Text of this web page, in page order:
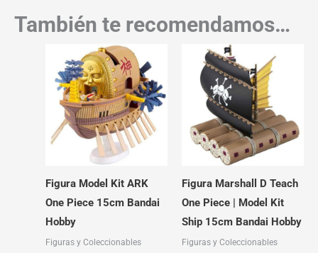
También te recomendamos…
Figura Model Kit ARK
One Piece 15cm Bandai
Hobby
Figuras y Coleccionables
Figura Marshall D Teach
One Piece | Model Kit
Ship 15cm Bandai Hobby
Figuras y Coleccionables